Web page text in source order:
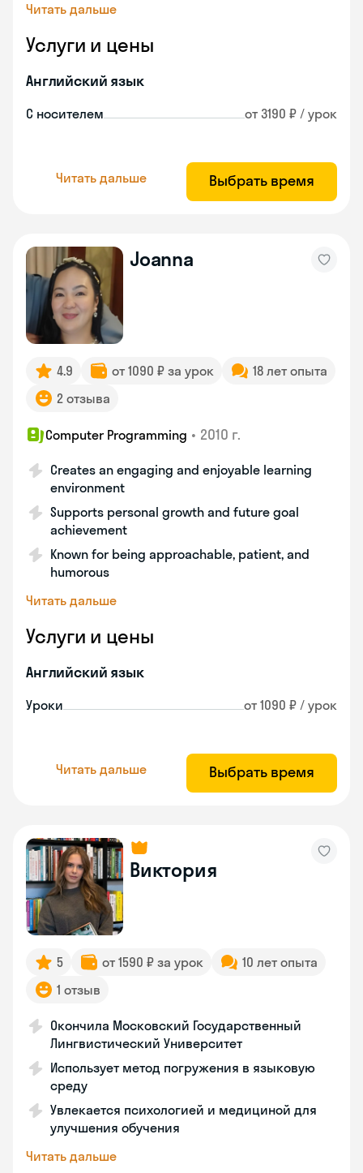
Читать дальше
Услуги и цены
Английский язык
С носителем от 3190 ₽ / урок
Читать дальше Выбрать время
Joanna
4.9 от 1090 ₽ за урок
18 лет опыта
2 отзыва
Computer Programming • 2010 г.
Creates an engaging and enjoyable learning
environment
Supports personal growth and future goal
achievement
Known for being approachable, patient, and
humorous
Читать дальше
Услуги и цены
Английский язык
Уроки от 1090 ₽ / урок
Читать дальше Выбрать время
Виктория
5 от 1590 ₽ за урок
10 лет опыта
1 отзыв
Окончила Московский Государственный
Лингвистический Университет
Использует метод погружения в языковую
среду
Увлекается психологией и медициной для
улучшения обучения
Читать дальше